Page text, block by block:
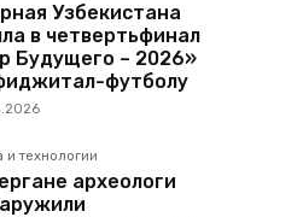
Узбекистана
в четвертьфинал
Будущего – 2026»
футболу
и технологии
археологи